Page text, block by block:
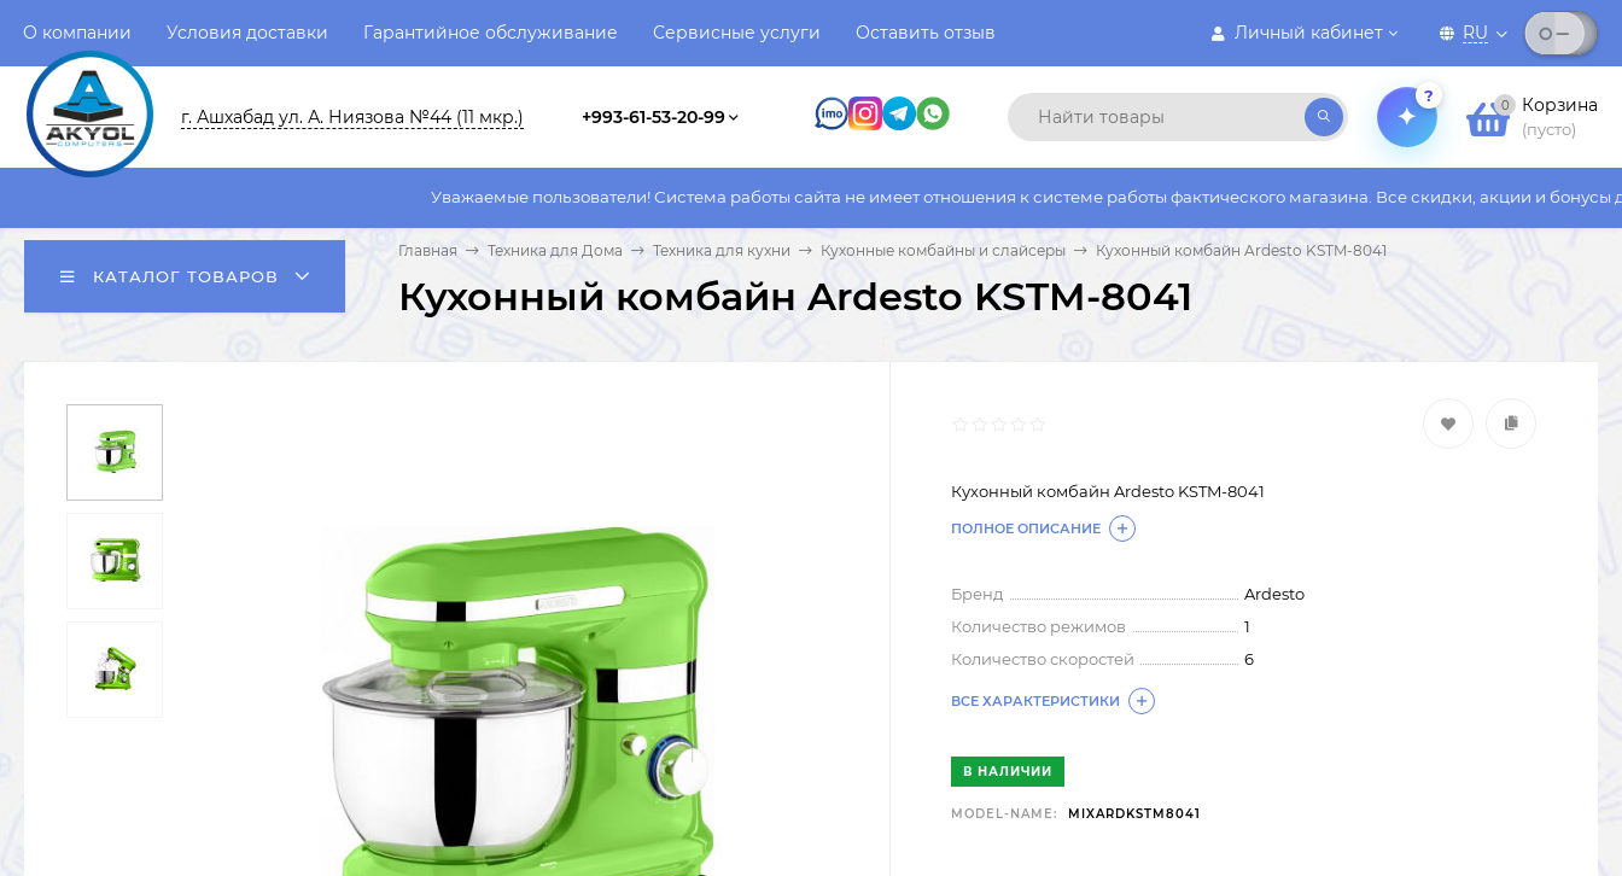
Личный кабинет RU
О компании Условия доставки Гарантийное обслуживание Сервисные услуги Оставить отзыв
г. Ашхабад ул. А. Ниязова №44 (11 мкр.) +993-61-53-20-99
?
0 Корзина
(пусто)
Уважаемые пользователи! Система работы сайта не имеет отношения к системе работы фактического магазина. Все скидки, акции и бонусы действуют
КАТАЛОГ ТОВАРОВ
Главная Техника для Дома Техника для кухни Кухонные комбайны и слайсеры Кухонный комбайн Ardesto KSTM-8041
Кухонный комбайн Ardesto KSTM-8041
Кухонный комбайн Ardesto KSTM-8041
ПОЛНОЕ ОПИСАНИЕ
Бренд
Ardesto
Количество режимов
1
Количество скоростей
6
ВСЕ ХАРАКТЕРИСТИКИ
В НАЛИЧИИ
MODEL-NAME: MIXARDKSTM8041